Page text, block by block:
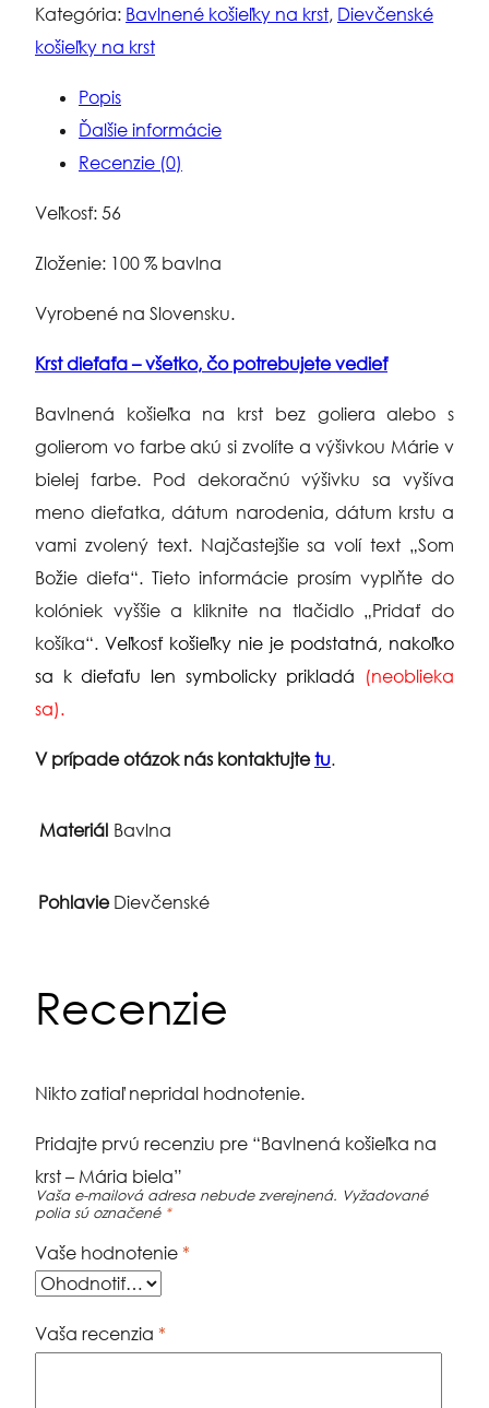
na
krst
Mária
Kategória: Bavlnené košieľky na krst, Dievčenské
košieľky na krst
Popis
Ďalšie informácie
Recenzie (0)
Veľkosť: 56
Zloženie: 100 % bavlna
Vyrobené na Slovensku.
Krst dieťaťa – všetko, čo potrebujete vedieť
Bavlnená košieľka na krst bez goliera alebo s
golierom vo farbe akú si zvolíte a výšivkou Márie v
bielej farbe. Pod dekoračnú výšivku sa vyšíva
meno dieťatka, dátum narodenia, dátum krstu a
vami zvolený text. Najčastejšie sa volí text „Som
Božie dieťa“. Tieto informácie prosím vyplňte do
kolóniek vyššie a kliknite na tlačidlo „Pridať do
košíka“. Veľkosť košieľky nie je podstatná, nakoľko
sa k dieťaťu len symbolicky prikladá (neoblieka
sa).
V prípade otázok nás kontaktujte tu.
Materiál Bavlna
Pohlavie Dievčenské
Recenzie
Nikto zatiaľ nepridal hodnotenie.
Pridajte prvú recenziu pre “Bavlnená košieľka na
krst – Mária biela”
Vaša e-mailová adresa nebude zverejnená. Vyžadované
polia sú označené *
Vaše hodnotenie *
Vaša recenzia *